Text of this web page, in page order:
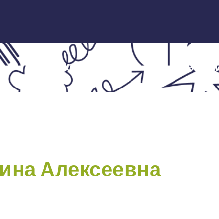
ЭКСПЕРТЫ НОВОСТИ
Алексеевна